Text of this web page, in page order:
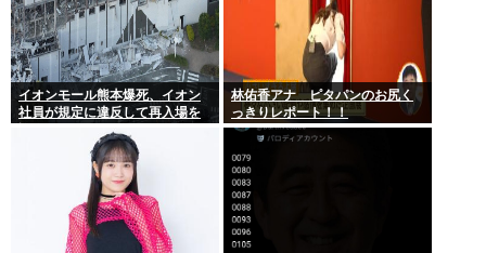
イオンモール熊本爆死、イオン
社員が規定に違反して再入場を
林佑香アナ ピタパンのお尻く
っきりレポート！！